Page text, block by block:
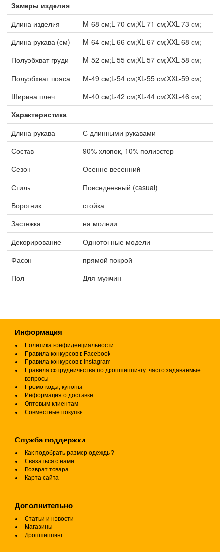
Замеры изделия
Длина изделия
M-68 см;L-70 см;XL-71 см;XXL-73 см;
Длина рукава (см)
M-64 см;L-66 см;XL-67 см;XXL-68 см;
Полуобхват груди
M-52 см;L-55 см;XL-57 см;XXL-58 см;
Полуобхват пояса
M-49 см;L-54 см;XL-55 см;XXL-59 см;
Ширина плеч
M-40 см;L-42 см;XL-44 см;XXL-46 см;
Характеристика
Длина рукава
С длинными рукавами
Состав
90% хлопок, 10% полиэстер
Сезон
Осенне-весенний
Стиль
Повседневный (casual)
Воротник
стойка
Застежка
на молнии
Декорирование
Однотонные модели
Фасон
прямой покрой
Пол
Для мужчин
Информация
Политика конфиденциальности
Правила конкурсов в Facebook
Правила конкурсов в Instagram
Правила сотрудничества по дропшиппингу: часто задаваемые
вопросы
Промо-коды, купоны
Информация о доставке
Оптовым клиентам
Совместные покупки
Служба поддержки
Как подобрать размер одежды?
Связаться с нами
Возврат товара
Карта сайта
Дополнительно
Статьи и новости
Магазины
Дропшиппинг